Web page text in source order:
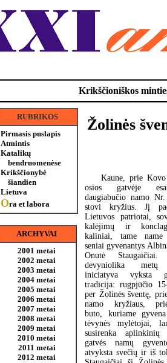
Krikščioniškos
RUBRIKOS
Pirmasis puslapis
Atmintis
Katalikų
bendruomenėse
Krikščionybė
šiandien
Lietuva
Ora et labora
ARCHYVAI
2001 metai
2002 metai
2003 metai
2004 metai
2005 metai
2006 metai
2007 metai
2008 metai
2009 metai
2010 metai
2011 metai
2012 metai
Žolinės
Kaune, prie
osios gatvėje
daugiabučio namo
stovi kryžius. Jį
Lietuvos patriotai,
kalėjimų ir
kaliniai, tame
seniai gyvenantys
Onutė Staugaičiai.
devyniolika
iniciatyva vyksta
tradicija: rugpjūčio
per Žolinės šventę,
namo kryžiaus,
buto, kuriame
tėvynės mylėtojai,
susirenka aplinkinių
gatvės namų
atvyksta svečių ir iš